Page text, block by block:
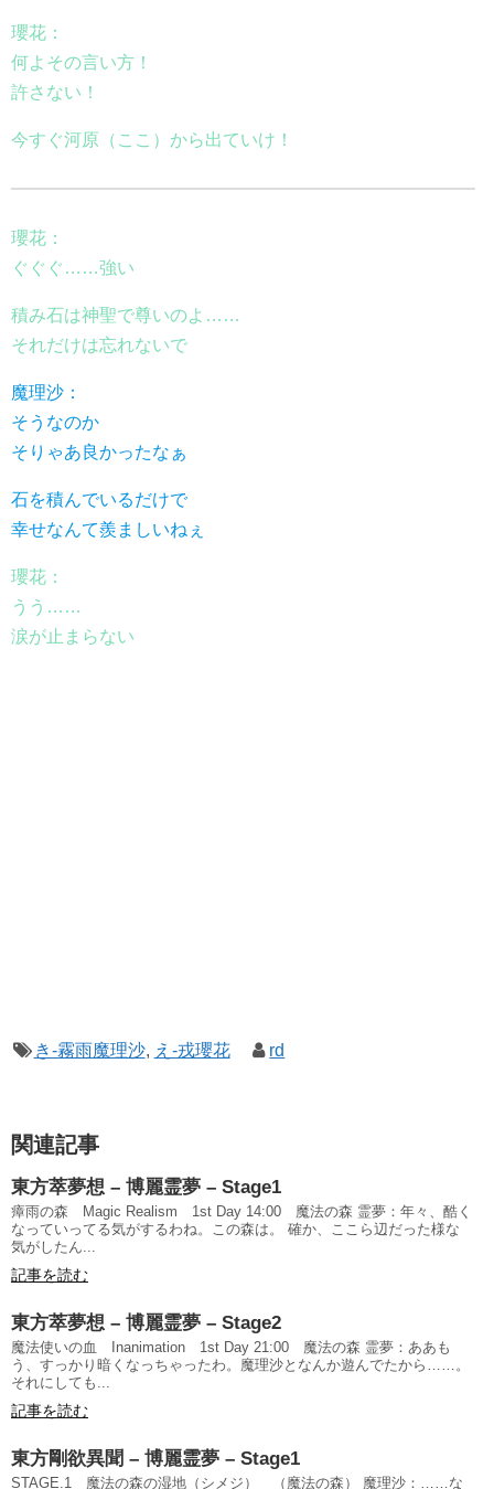
瓔花：
何よその言い方！
許さない！
今すぐ河原（ここ）から出ていけ！
瓔花：
ぐぐぐ……強い
積み石は神聖で尊いのよ……
それだけは忘れないで
魔理沙：
そうなのか
そりゃあ良かったなぁ
石を積んでいるだけで
幸せなんて羨ましいねぇ
瓔花：
うう……
涙が止まらない
き-霧雨魔理沙, え-戎瓔花 rd
関連記事
東方萃夢想 – 博麗霊夢 – Stage1
瘴雨の森 Magic Realism 1st Day 14:00 魔法の森 霊夢：年々、酷く
なっていってる気がするわね。この森は。 確か、ここら辺だった様な
気がしたん...
記事を読む
東方萃夢想 – 博麗霊夢 – Stage2
魔法使いの血 Inanimation 1st Day 21:00 魔法の森 霊夢：ああも
う、すっかり暗くなっちゃったわ。魔理沙となんか遊んでたから……。
それにしても...
記事を読む
東方剛欲異聞 – 博麗霊夢 – Stage1
STAGE.1 魔法の森の湿地（シメジ） （魔法の森） 魔理沙：……な